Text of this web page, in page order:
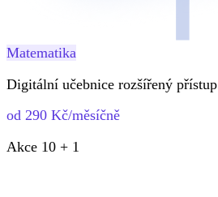
Matematika
Digitální učebnice rozšířený přístup
od 290 Kč/měsíčně
Akce 10 + 1